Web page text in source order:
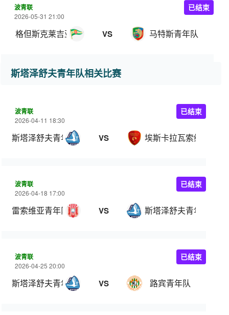
波青联
2026-05-31 21:00
格但斯克莱吉亚青年队 VS 马特斯青年队
已结束
斯塔泽舒夫青年队相关比赛
波青联
2026-04-11 18:30
斯塔泽舒夫青年队 VS 埃斯卡拉瓦索维亚青年
已结束
波青联
2026-04-18 17:00
雷索维亚青年队 VS 斯塔泽舒夫青年队
已结束
波青联
2026-04-25 20:00
斯塔泽舒夫青年队 VS 路宾青年队
已结束